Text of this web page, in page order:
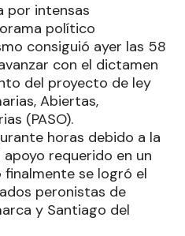
por intensas
político
consiguió ayer las 58
con el dictamen
del proyecto de ley
Abiertas,
(PASO).
horas debido a la
requerido en un
se logró el
peronistas de
y Santiago del